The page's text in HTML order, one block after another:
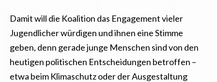
Damit will die Koalition das Engagement vieler
Jugendlicher würdigen und ihnen eine Stimme
geben, denn gerade junge Menschen sind von den
heutigen politischen Entscheidungen betroffen –
etwa beim Klimaschutz oder der Ausgestaltung